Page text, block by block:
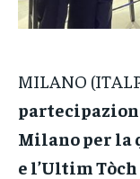
SPORT
SPORT
CONTATTI
SPORT
CONTATTI
MILANO
Milano per la
e l’Ultim Tòch